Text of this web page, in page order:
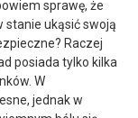
sprawę, że
stanie ukąsić swoją
Raczej
posiada tylko kilka
W
jednak w